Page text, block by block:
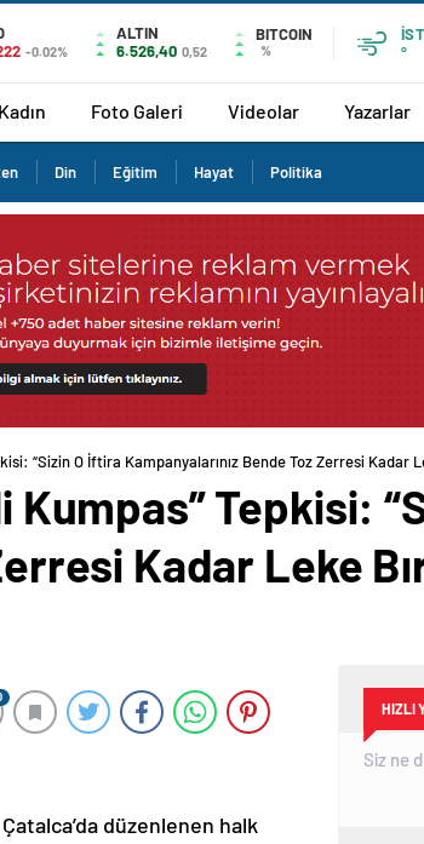
-0.02%
ALTIN
6.526,40 0,52
BITCOIN
%
°
Kadın Foto Galeri Videolar Yazarlar
Din Eğitim Hayat Politika
“Sizin O İftira Kampanyalarınız Bende Toz Zerresi Kadar
Kumpas” Tepkisi:
Kadar Leke
düzenlenen halk
HIZLI